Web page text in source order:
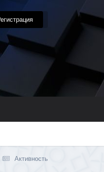
Активность